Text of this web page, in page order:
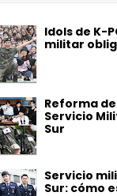
Idols de K-
militar
Reforma
Servicio
Sur
Servicio
Sur: cómo